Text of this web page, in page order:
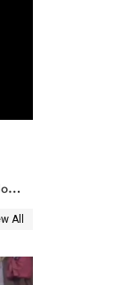
All